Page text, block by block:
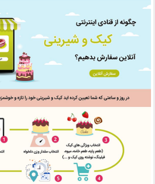
ثبت
ویترین امروز
کیک
شیرینی
دسر
غذاها